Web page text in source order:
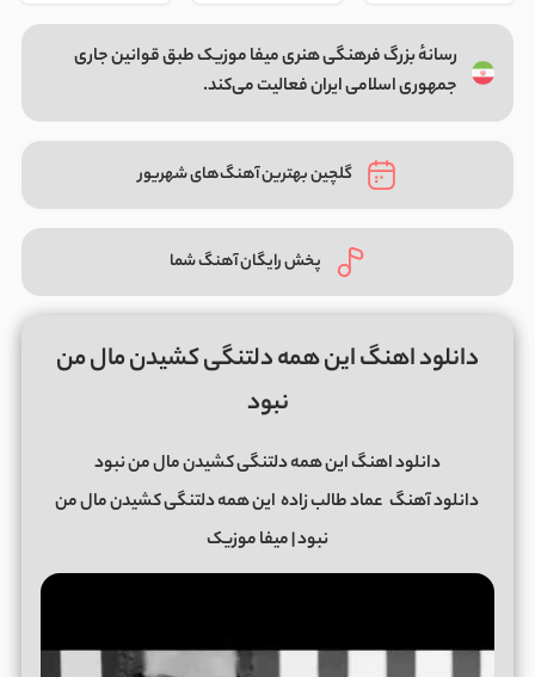
رسانهٔ بزرگ فرهنگی هنری میفا موزیک طبق قوانین جاری
جمهوری اسلامی ایران فعالیت می‌کند.
گلچین بهترین آهنگ‌های شهریور
پخش رایگان آهنگ شما
دانلود اهنگ این همه دلتنگی کشیدن مال من
نبود
دانلود اهنگ این همه دلتنگی کشیدن مال من نبود
دانلود آهنگ عماد طالب زاده این همه دلتنگی کشیدن مال من
نبود| میفا موزیک